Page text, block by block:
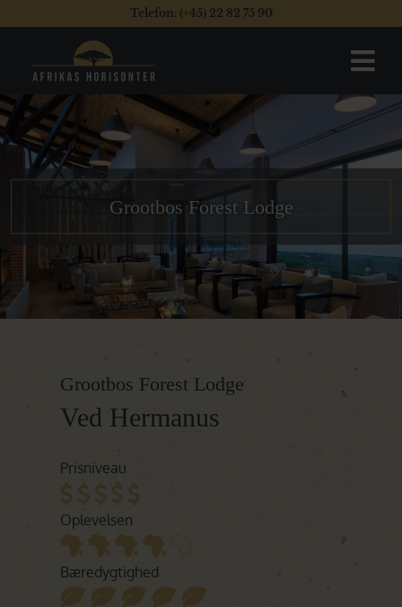
Telefon: (+45) 22 82 75 90
Grootbos Forest Lodge
Grootbos Forest Lodge
Ved Hermanus
Prisniveau
Oplevelsen
Bæredygtighed